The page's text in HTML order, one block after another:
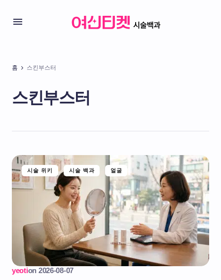
홈 스킨부스터
스킨부스터
시술 위키 시술 백과 얼굴
yeotion 2026-08-07